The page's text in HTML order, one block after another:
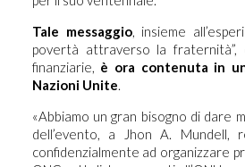
Tale messaggio, insieme
povertà attraverso la
finanziarie, è ora contenuta in
Nazioni Unite.
«Abbiamo un gran bisogno di dare
dell’evento, a Jhon A. Mundell,
confidenzialmente ad organizzare